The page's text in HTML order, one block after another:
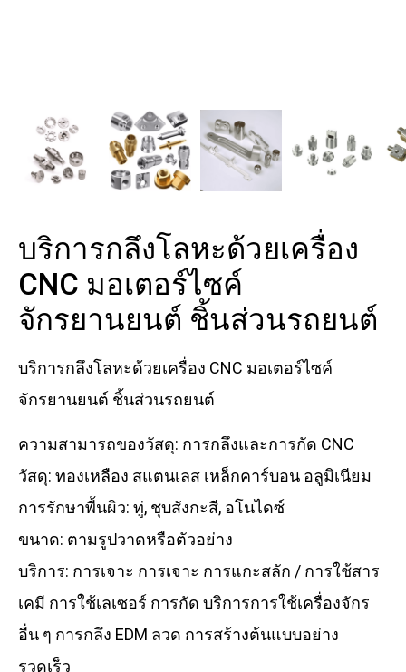
บริการกลึงโลหะด้วยเครื่อง
CNC มอเตอร์ไซค์
จักรยานยนต์ ชิ้นส่วนรถยนต์
บริการกลึงโลหะด้วยเครื่อง CNC มอเตอร์ไซค์
จักรยานยนต์ ชิ้นส่วนรถยนต์
ความสามารถของวัสดุ: การกลึงและการกัด CNC
วัสดุ: ทองเหลือง สแตนเลส เหล็กคาร์บอน อลูมิเนียม
การรักษาพื้นผิว: ทู่, ชุบสังกะสี, อโนไดซ์
ขนาด: ตามรูปวาดหรือตัวอย่าง
บริการ: การเจาะ การเจาะ การแกะสลัก / การใช้สาร
เคมี การใช้เลเซอร์ การกัด บริการการใช้เครื่องจักร
อื่น ๆ การกลึง EDM ลวด การสร้างต้นแบบอย่าง
รวดเร็ว